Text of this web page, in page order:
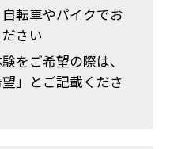
転車やパイクでお
さい
をご希望の際は、
」とご記載くださ